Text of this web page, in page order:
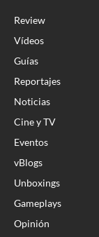
Review
Vídeos
Guías
Reportajes
Noticias
Cine y TV
Eventos
vBlogs
Unboxings
Gameplays
Opinión